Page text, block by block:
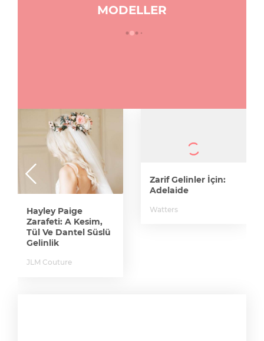
MODELLER
Hayley Paige
Zarafeti: A Kesim,
Tül Ve Dantel Süslü
Gelinlik
JLM Couture
Zarif Gelinler İçin:
Adelaide
Watters